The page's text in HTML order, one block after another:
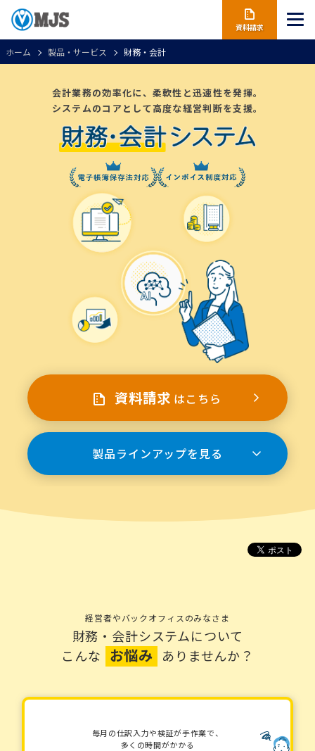
資料請求
ホーム 製品・サービス 財務・会計
会計業務の効率化に、柔軟性と迅速性を発揮。
システムのコアとして高度な経営判断を支援。
資料請求 はこちら
製品ラインアップを見る
経営者やバックオフィスのみなさま
財務・会計システムについて
こんな お悩み ありませんか？
毎月の仕訳入力や検証が手作業で、
多くの時間がかかる